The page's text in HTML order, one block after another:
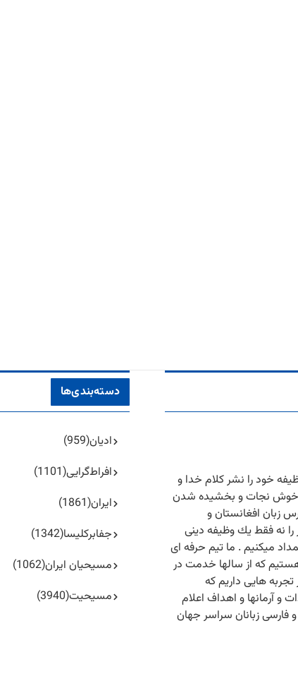
خود را نشر كلام خدا و
خوش نجات و بخشیده شدن
زبان افغانستان و
را نه فقط یك وظیفه دینی
میكنیم . ما تیم حرفه ای
كه از سالها خدمت در
تجربه هایی داریم كه
و آرمانها و اهداف اعلام
فارسی زبانان سراسر جهان
دسته‌بندی‌ها
ادیان(959)
افراط‌گرایی(1101)
ایران(1861)
جفا‌بر‌کلیسا(1342)
مسیحیان ایران(1062)
مسیحیت(3940)